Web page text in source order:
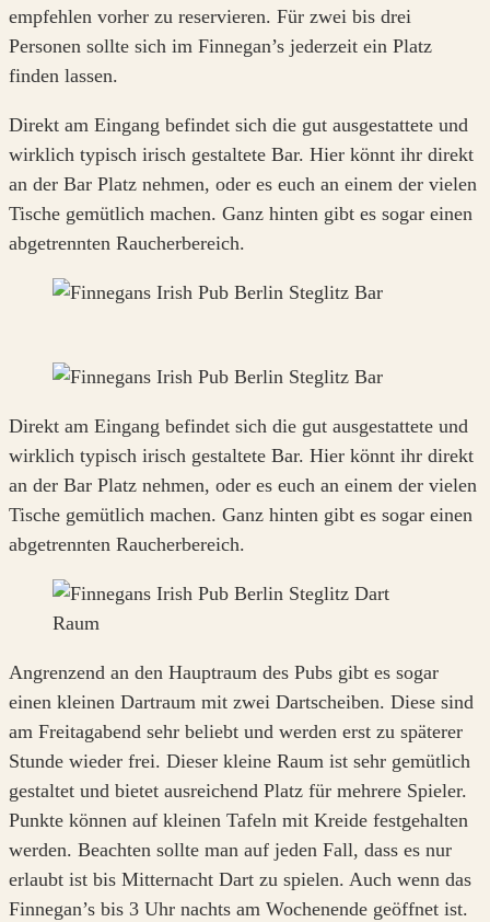
empfehlen vorher zu reservieren. Für zwei bis drei
Personen sollte sich im Finnegan’s jederzeit ein Platz
finden lassen.
Direkt am Eingang befindet sich die gut ausgestattete und
wirklich typisch irisch gestaltete Bar. Hier könnt ihr direkt
an der Bar Platz nehmen, oder es euch an einem der vielen
Tische gemütlich machen. Ganz hinten gibt es sogar einen
abgetrennten Raucherbereich.
Direkt am Eingang befindet sich die gut ausgestattete und
wirklich typisch irisch gestaltete Bar. Hier könnt ihr direkt
an der Bar Platz nehmen, oder es euch an einem der vielen
Tische gemütlich machen. Ganz hinten gibt es sogar einen
abgetrennten Raucherbereich.
Angrenzend an den Hauptraum des Pubs gibt es sogar
einen kleinen Dartraum mit zwei Dartscheiben. Diese sind
am Freitagabend sehr beliebt und werden erst zu späterer
Stunde wieder frei. Dieser kleine Raum ist sehr gemütlich
gestaltet und bietet ausreichend Platz für mehrere Spieler.
Punkte können auf kleinen Tafeln mit Kreide festgehalten
werden. Beachten sollte man auf jeden Fall, dass es nur
erlaubt ist bis Mitternacht Dart zu spielen. Auch wenn das
Finnegan’s bis 3 Uhr nachts am Wochenende geöffnet ist.